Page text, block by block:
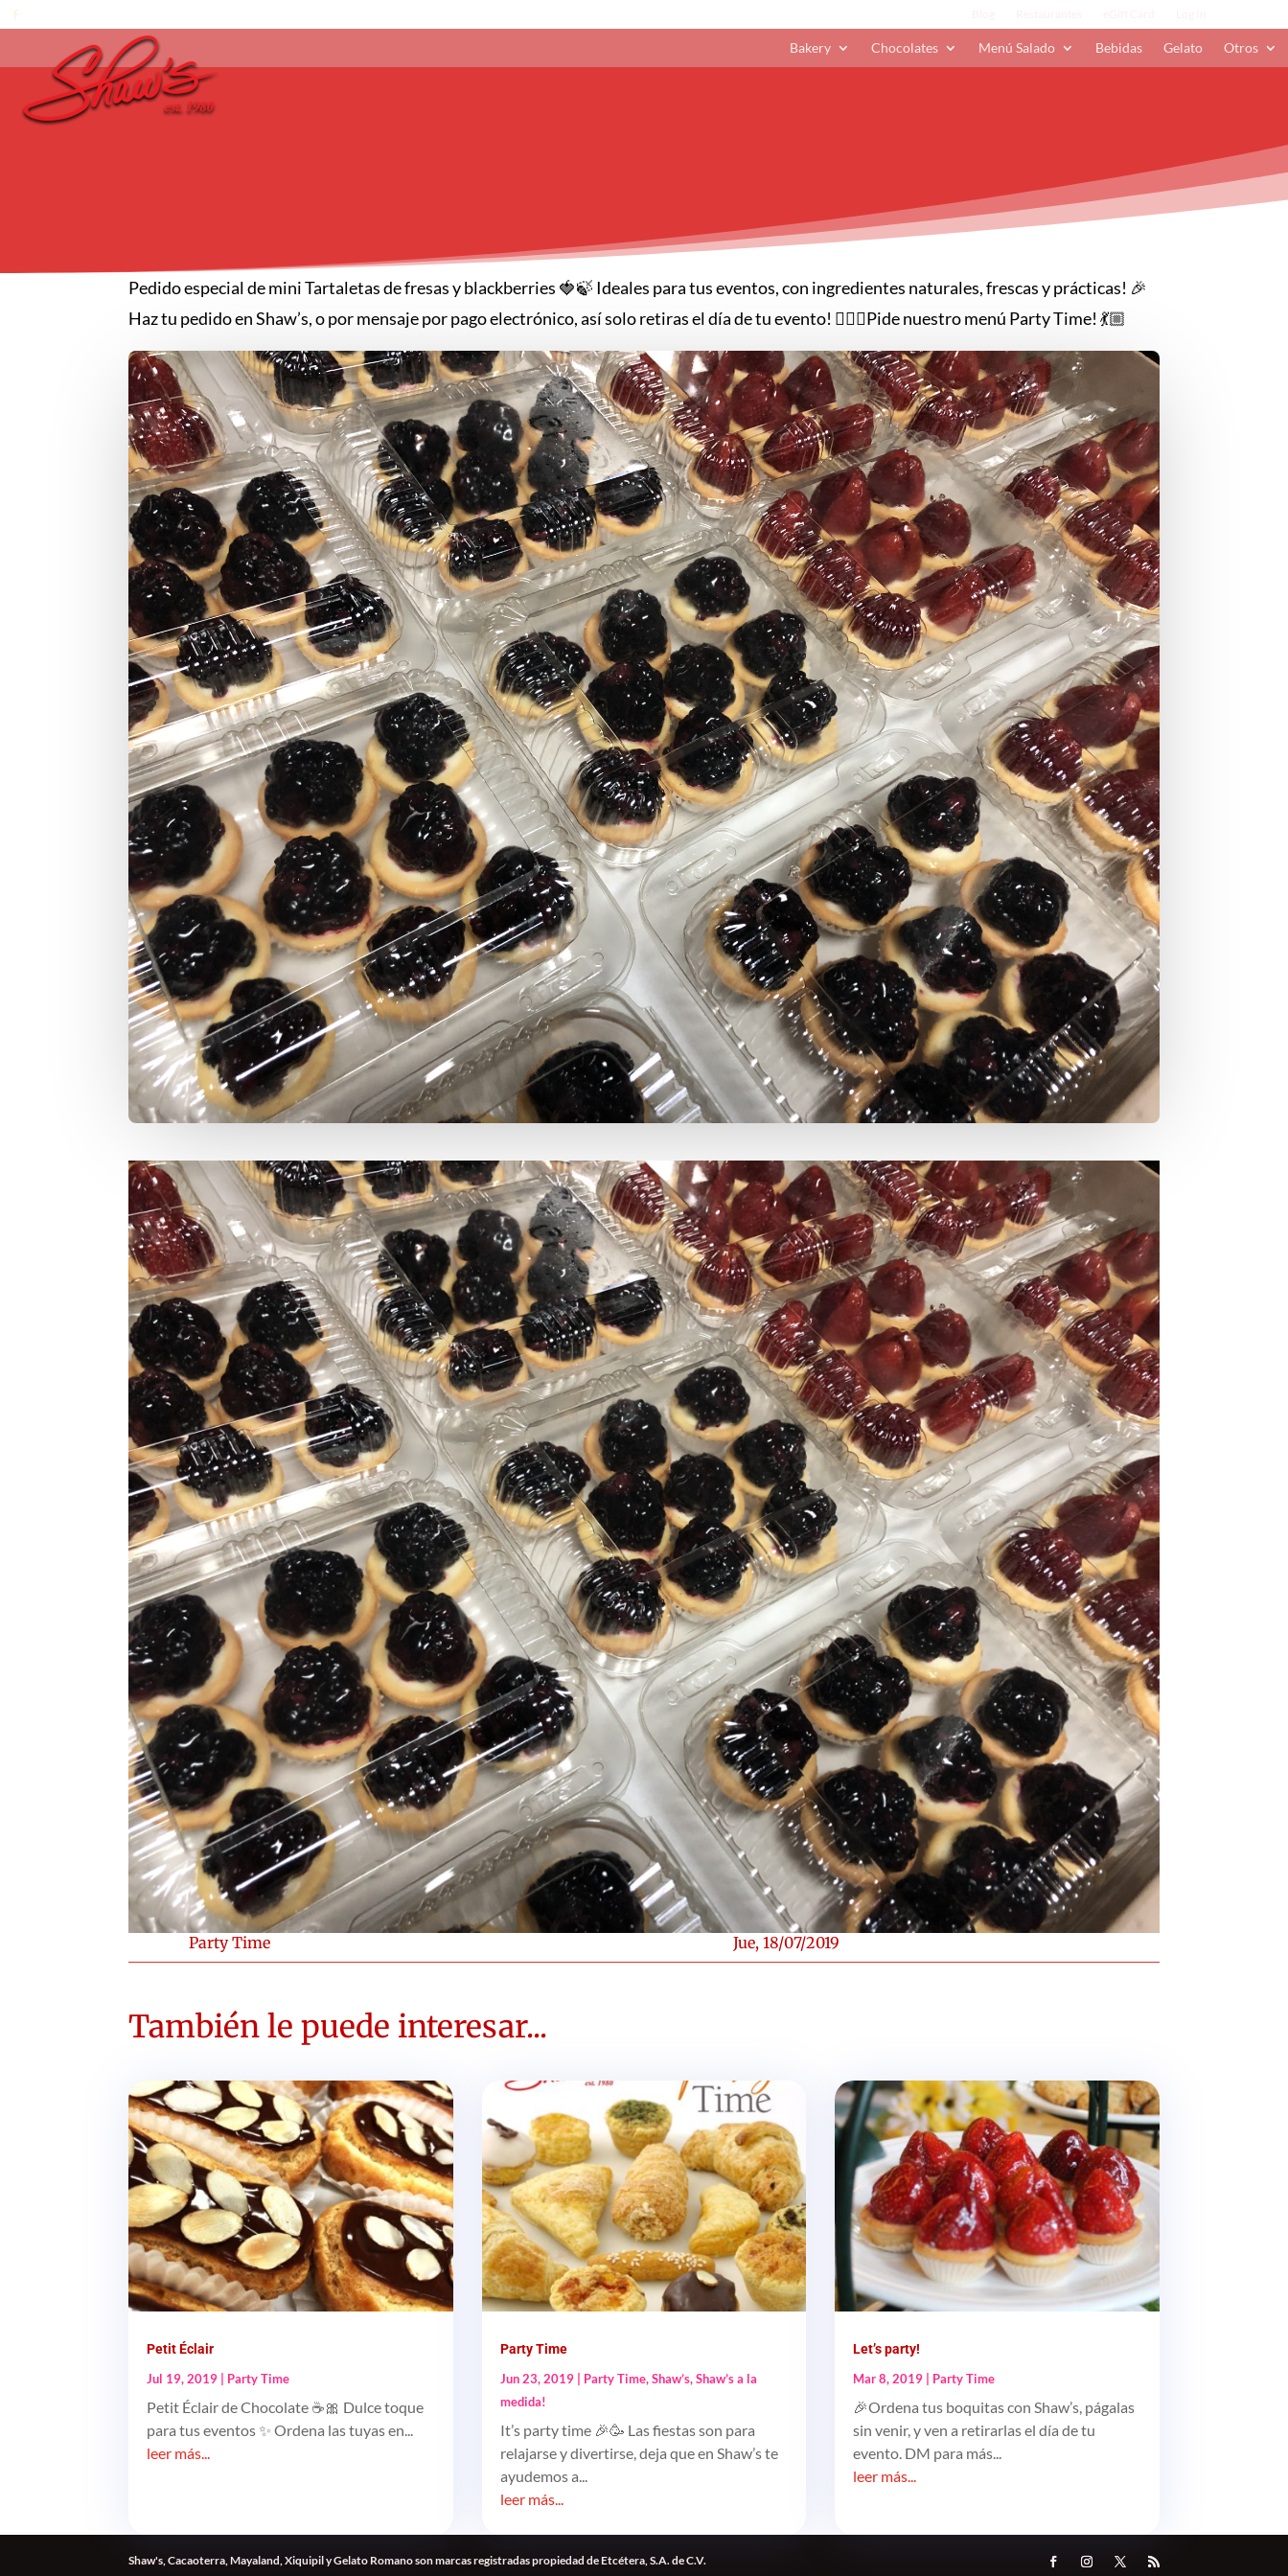
Bakery Chocolates Menú Salado Bebidas Gelato Otros
Pedido especial de mini Tartaletas de fresas y blackberries 🍓🍃 Ideales para tus eventos, con ingredientes naturales, frescas y prácticas! 🎉
Haz tu pedido en Shaw’s, o por mensaje por pago electrónico, así solo retiras el día de tu evento! 💁🏻‍♀️Pide nuestro menú Party Time! 💃🏼
Party Time Jue, 18/07/2019
También le puede interesar...
Petit Éclair
Jul 19, 2019 | Party Time
Petit Éclair de Chocolate ☕️🎀 Dulce toque
para tus eventos ✨ Ordena las tuyas en...
leer más...
Party Time
Jun 23, 2019| Party Time,Shaw’s,Shaw’s a la
medida!
It’s party time 🎉🥳 Las fiestas son para
relajarse y divertirse, deja que en Shaw’s te
ayudemos a...
leer más...
Let’s party!
Mar 8, 2019 | Party Time
🎉Ordena tus boquitas con Shaw’s, págalas
sin venir, y ven a retirarlas el día de tu
evento. DM para más...
leer más...
Shaw's, Cacaoterra, Mayaland, Xiquipil y Gelato Romano son marcas registradas propiedad de Etcétera, S.A. de C.V.